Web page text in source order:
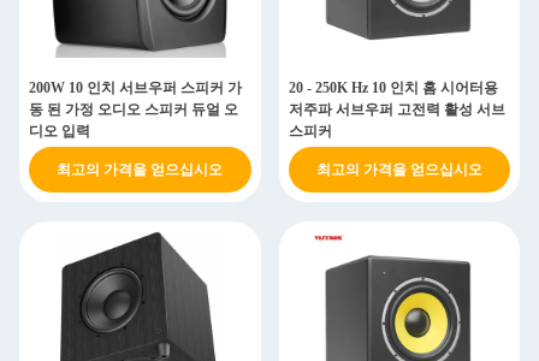
200W 10 인치 서브우퍼 스피커 가
동 된 가정 오디오 스피커 듀얼 오
디오 입력
최고의 가격을 얻으십시오
20 - 250K Hz 10 인치 홈 시어터용
저주파 서브우퍼 고전력 활성 서브
스피커
최고의 가격을 얻으십시오